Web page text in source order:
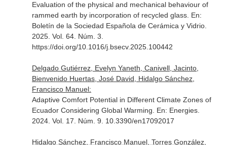
Evaluation of the physical and mechanical behaviour of
rammed earth by incorporation of recycled glass. En:
Boletín de la Sociedad Española de Cerámica y Vidrio.
2025. Vol. 64. Núm. 3.
https://doi.org/10.1016/j.bsecv.2025.100442
Delgado Gutiérrez, Evelyn Yaneth, Canivell, Jacinto,
Bienvenido Huertas, José David, Hidalgo Sánchez,
Francisco Manuel:
Adaptive Comfort Potential in Different Climate Zones of
Ecuador Considering Global Warming. En: Energies.
2024. Vol. 17. Núm. 9. 10.3390/en17092017
Hidalgo Sánchez, Francisco Manuel, Torres González,